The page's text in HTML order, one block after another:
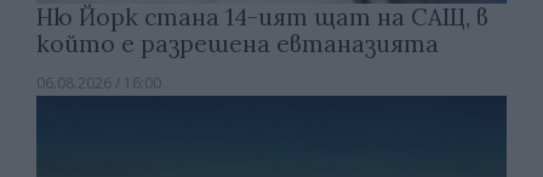
Ню Йорк стана 14-ият щат на САЩ, в
който е разрешена евтаназията
06.08.2026 / 16:00